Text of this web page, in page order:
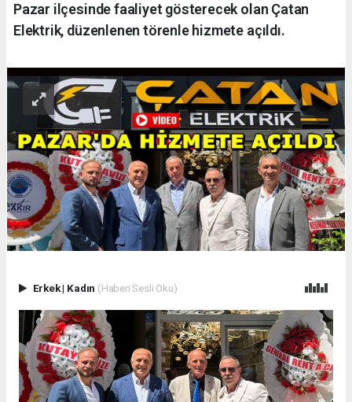
Pazar ilçesinde faaliyet gösterecek olan Çatan
Elektrik, düzenlenen törenle hizmete açıldı.
Erkek| Kadın (Haberi Sesli Oku)